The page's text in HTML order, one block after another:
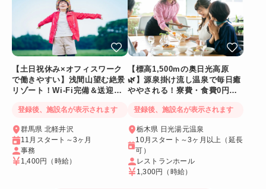
【土日祝休み×オフィスワーク
で働きやすい】浅間山望む絶景
リゾート！Wi-Fi完備＆送迎バ
登録後、施設名が表示されます
群馬県 北軽井沢
11月スタート～3ヶ月
事務
1,400円
（時給）
【標高1,500mの奥日光高原
🌿】源泉掛け流し温泉で毎日癒
ややされる！寮費・食費0円！
登録後、施設名が表示されます
栃木県 日光湯元温泉
10月スタート～3ヶ月以上（延長
可）
レストランホール
1,300円
（時給）